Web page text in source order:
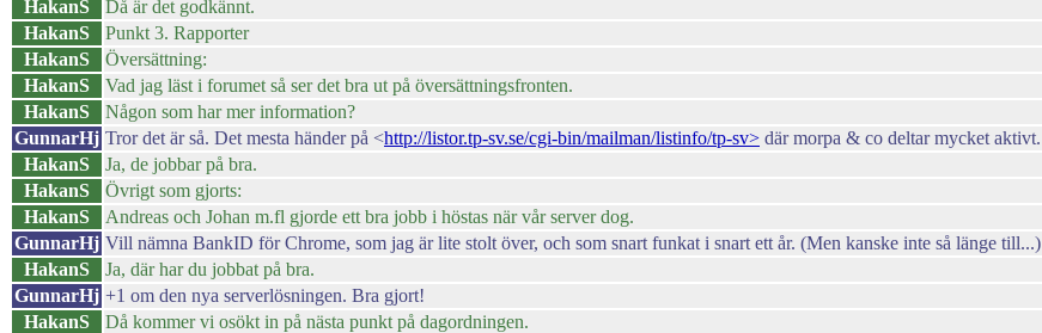
HakanS
Då är det godkännt.
HakanS
Punkt 3. Rapporter
HakanS
Översättning:
HakanS
Vad jag läst i forumet så ser det bra ut på översättningsfronten.
HakanS
Någon som har mer information?
GunnarHj Tror det är så. Det mesta händer på <http://listor.tp-sv.se/cgi-bin/mailman/listinfo/tp-sv> där morpa & co deltar mycket aktivt.
HakanS
Ja, de jobbar på bra.
HakanS
Övrigt som gjorts:
HakanS
Andreas och Johan m.fl gjorde ett bra jobb i höstas när vår server dog.
GunnarHj Vill nämna BankID för Chrome, som jag är lite stolt över, och som snart funkat i snart ett år. (Men kanske inte så länge till...)
HakanS
Ja, där har du jobbat på bra.
GunnarHj +1 om den nya serverlösningen. Bra gjort!
HakanS
Då kommer vi osökt in på nästa punkt på dagordningen.